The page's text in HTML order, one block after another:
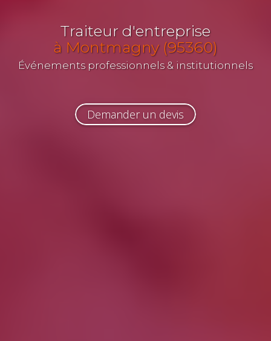
Traiteur d'entreprise
à Montmagny (95360)
Événements professionnels & institutionnels
Demander un devis